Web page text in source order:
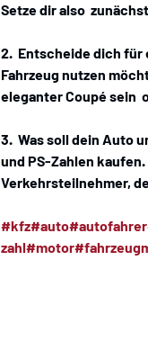
Setze dir also
2.  Entscheide dich für
Fahrzeug nutzen
eleganter Coupé sein
3.  Was soll dein Auto
und PS-Zahlen
Verkehrsteilnehmer,
#kfz#auto#autofahrer
zahl#motor